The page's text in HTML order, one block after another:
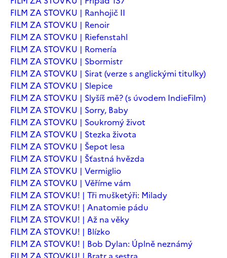
FILM ZA STOVKU | Ranhojič II
FILM ZA STOVKU | Renoir
FILM ZA STOVKU | Riefenstahl
FILM ZA STOVKU | Romería
FILM ZA STOVKU | Sbormistr
FILM ZA STOVKU | Sirat (verze s anglickými titulky)
FILM ZA STOVKU | Slepice
FILM ZA STOVKU | Slyšíš mě? (s úvodem IndieFilm)
FILM ZA STOVKU | Sorry, Baby
FILM ZA STOVKU | Soukromý život
FILM ZA STOVKU | Stezka života
FILM ZA STOVKU | Šepot lesa
FILM ZA STOVKU | Šťastná hvězda
FILM ZA STOVKU | Vermiglio
FILM ZA STOVKU | Věříme vám
FILM ZA STOVKU! | Tři mušketýři: Milady
FILM ZA STOVKU! | Anatomie pádu
FILM ZA STOVKU! | Až na věky
FILM ZA STOVKU! | Blízko
FILM ZA STOVKU! | Bob Dylan: Úplně neznámý